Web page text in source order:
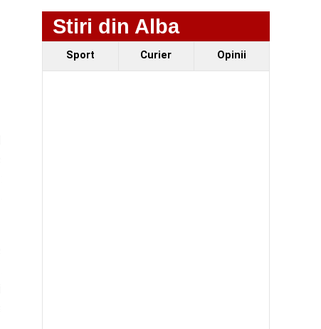
Stiri din Alba
Sport Curier Opinii